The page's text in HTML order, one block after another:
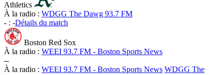
Athletics
À la radio : WDGG The Dawg 93.7 FM
- : -Détails du match
Boston Red Sox
À la radio : WEEI 93.7 FM - Boston Sports News
--
À la radio : WEEI 93.7 FM - Boston Sports News WDGG The